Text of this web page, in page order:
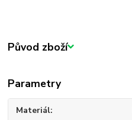
Původ zboží
Parametry
Materiál